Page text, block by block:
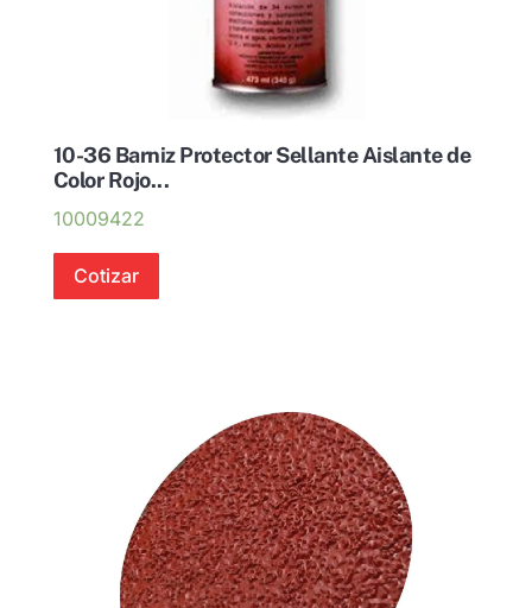
10-36 Barniz Protector Sellante Aislante de
Color Rojo...
10009422
Cotizar